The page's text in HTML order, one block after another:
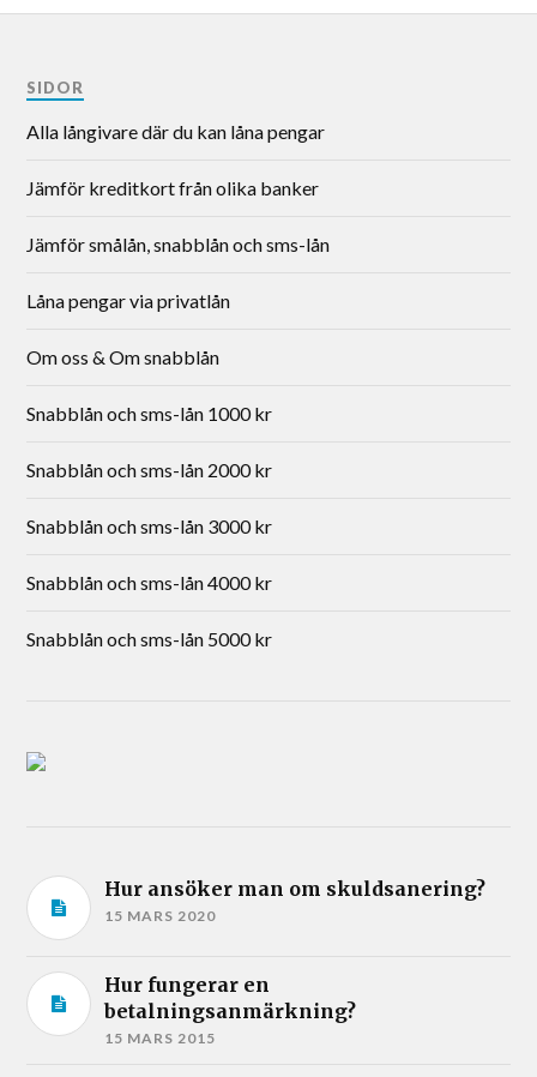
SIDOR
Alla långivare där du kan låna pengar
Jämför kreditkort från olika banker
Jämför smålån, snabblån och sms-lån
Låna pengar via privatlån
Om oss & Om snabblån
Snabblån och sms-lån 1000 kr
Snabblån och sms-lån 2000 kr
Snabblån och sms-lån 3000 kr
Snabblån och sms-lån 4000 kr
Snabblån och sms-lån 5000 kr
Hur ansöker man om skuldsanering?
15 MARS 2020
Hur fungerar en
betalningsanmärkning?
15 MARS 2015